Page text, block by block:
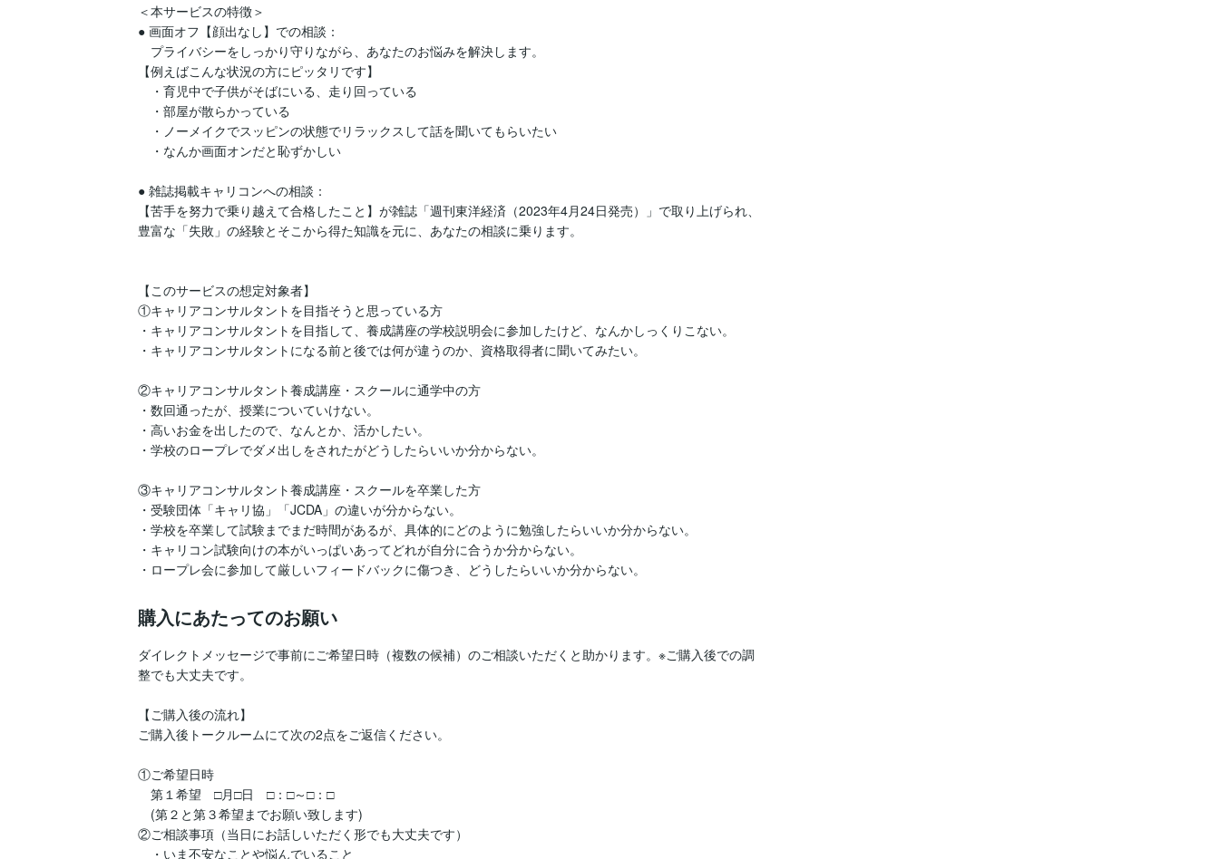
＜本サービスの特徴＞
● 画面オフ【顔出なし】での相談：
プライバシーをしっかり守りながら、あなたのお悩みを解決します。
【例えばこんな状況の方にピッタリです】
・育児中で子供がそばにいる、走り回っている
・部屋が散らかっている
・ノーメイクでスッピンの状態でリラックスして話を聞いてもらいたい
・なんか画面オンだと恥ずかしい
● 雑誌掲載キャリコンへの相談：
【苦手を努力で乗り越えて合格したこと】が雑誌「週刊東洋経済（2023年4月24日発売）」で取り上げられ、
豊富な「失敗」の経験とそこから得た知識を元に、あなたの相談に乗ります。
【このサービスの想定対象者】
①キャリアコンサルタントを目指そうと思っている方
・キャリアコンサルタントを目指して、養成講座の学校説明会に参加したけど、なんかしっくりこない。
・キャリアコンサルタントになる前と後では何が違うのか、資格取得者に聞いてみたい。
②キャリアコンサルタント養成講座・スクールに通学中の方
・数回通ったが、授業についていけない。
・高いお金を出したので、なんとか、活かしたい。
・学校のロープレでダメ出しをされたがどうしたらいいか分からない。
③キャリアコンサルタント養成講座・スクールを卒業した方
・受験団体「キャリ協」「JCDA」の違いが分からない。
・学校を卒業して試験までまだ時間があるが、具体的にどのように勉強したらいいか分からない。
・キャリコン試験向けの本がいっぱいあってどれが自分に合うか分からない。
購入にあたってのお願い
ダイレクトメッセージで事前にご希望日時（複数の候補）のご相談いただくと助かります。※ご購入後での調
整でも大丈夫です。
【ご購入後の流れ】
ご購入後トークルームにて次の2点をご返信ください。
①ご希望日時
第１希望　□月□日　□：□～□：□
(第２と第３希望までお願い致します)
②ご相談事項（当日にお話しいただく形でも大丈夫です）
・いま不安なことや悩んでいること